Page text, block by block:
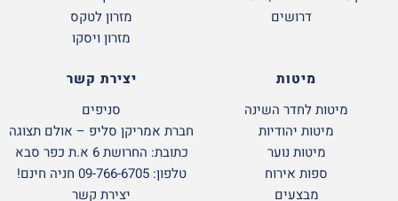
דרושים
מזרון לטקס
מזרון ויסקו
מיטות
מיטות לחדר השינה
מיטות יהודיות
מיטות נוער
ספות אירוח
מבצעים
יצירת קשר
סניפים
חברת אמריקן סליפ – אולם תצוגה
כתובת: החרושת 6 א.ת כפר סבא
טלפון: 09-766-6705 חניה חינם!
יצירת קשר